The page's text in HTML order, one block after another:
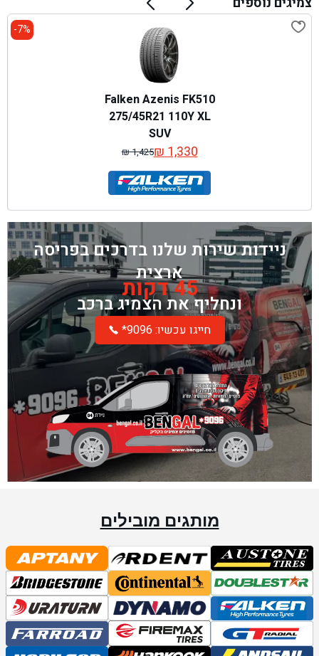
7%-
Falken Azenis FK510
275/45R21 110Y XL
SUV
₪1,425
המחיר
המקורי
היה:
₪ 1,425.
₪1,330
המחיר
הנוכחי
הוא:
₪ 1,330.
ניידות שירות שלנו בדרכים בפריסה
ארצית
45 דקות
ונחליף את הצמיג ברכב
*חייגו עכשיו: 9096
מותגים מובילים